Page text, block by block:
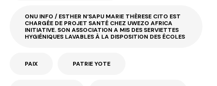
ONU INFO / ESTHER N’SAPU MARIE THÈRESE CITO EST
CHARGÉE DE PROJET SANTÉ CHEZ UWEZO AFRICA
INITIATIVE. SON ASSOCIATION A MIS DES SERVIETTES
HYGIÉNIQUES LAVABLES À LA DISPOSITION DES ÉCOLES
PAIX PATRIE YOTE